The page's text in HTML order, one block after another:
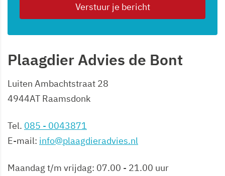
Verstuur je bericht
Plaagdier Advies de Bont
Luiten Ambachtstraat 28
4944AT Raamsdonk
Tel. 085 - 0043871
E-mail: info@plaagdieradvies.nl
Maandag t/m vrijdag: 07.00 - 21.00 uur